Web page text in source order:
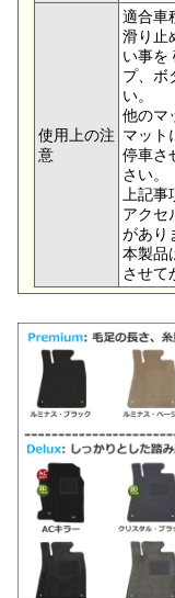
使用上の注
意
適合車
滑り止
い事を
プ、ボ
い。
他のマ
マット
停車さ
さい。
上記事
アクセ
があり
本製品
させて